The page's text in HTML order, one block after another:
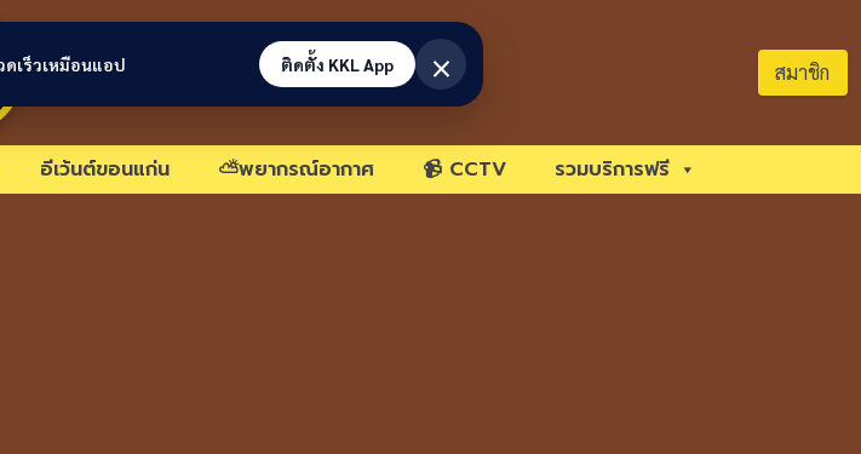
ขอนแก่นลิงก์ สมาชิก
อีเว้นต์ขอนแก่น ⛅พยากรณ์อากาศ 📹 CCTV รวมบริการฟรี
ดเร็วเหมือนแอป ติดตั้ง KKL App ×